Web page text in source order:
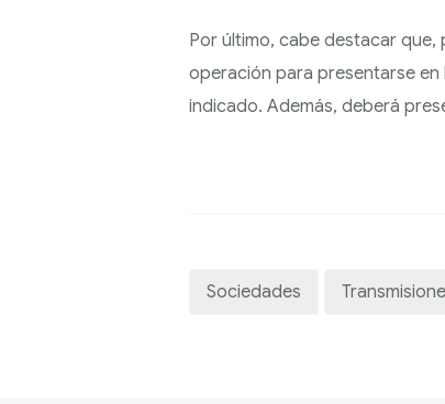
Por último, cabe destacar que,
operación para presentarse
indicado. Además, deberá
Sociedades